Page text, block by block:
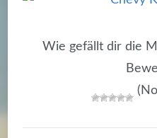
Wie gefällt dir die